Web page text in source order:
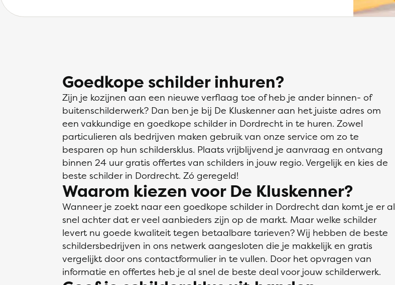
Goedkope schilder inhuren?
Zijn je kozijnen aan een nieuwe verflaag toe of heb je ander binnen- of
buitenschilderwerk? Dan ben je bij De Kluskenner aan het juiste adres om
een vakkundige en goedkope schilder in Dordrecht in te huren. Zowel
particulieren als bedrijven maken gebruik van onze service om zo te
besparen op hun schildersklus. Plaats vrijblijvend je aanvraag en ontvang
binnen 24 uur gratis offertes van schilders in jouw regio. Vergelijk en kies de
beste schilder in Dordrecht. Zó geregeld!
Waarom kiezen voor De Kluskenner?
Wanneer je zoekt naar een goedkope schilder in Dordrecht dan komt je er al
snel achter dat er veel aanbieders zijn op de markt. Maar welke schilder
levert nu goede kwaliteit tegen betaalbare tarieven? Wij hebben de beste
schildersbedrijven in ons netwerk aangesloten die je makkelijk en gratis
vergelijkt door ons contactformulier in te vullen. Door het opvragen van
informatie en offertes heb je al snel de beste deal voor jouw schilderwerk.